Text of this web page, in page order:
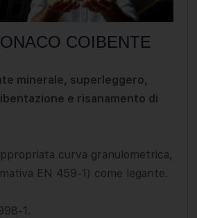
COIBENTE
minerale, superleggero,
e risanamento di
curva granulometrica,
EN 459-1) come legante.
1.